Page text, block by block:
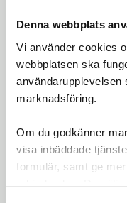
Denna webbplats
Vi använder cookies
webbplatsen ska
användarupplevelsen
marknadsföring.
Om du godkänner
visa inbäddade
formulär, samt ge